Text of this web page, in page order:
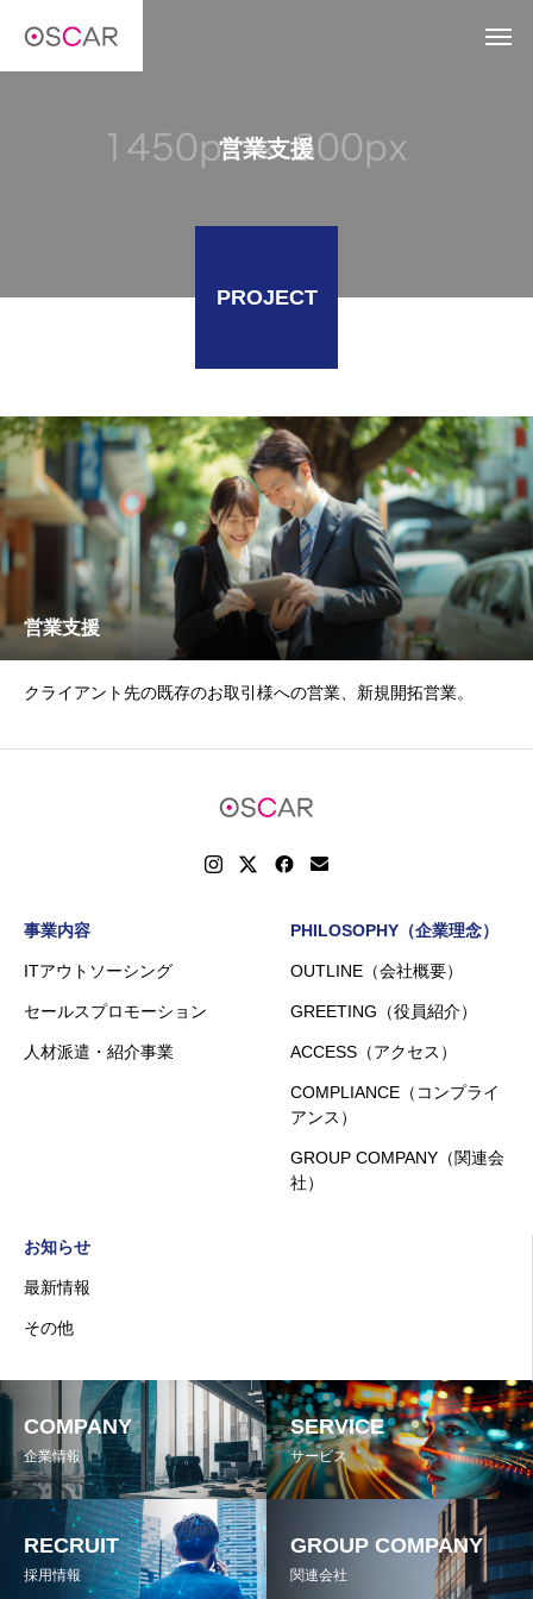
営業支援
PROJECT
営業支援
クライアント先の既存のお取引様への営業、新規開拓営業。
事業内容
ITアウトソーシング
セールスプロモーション
人材派遣・紹介事業
PHILOSOPHY（企業理念）
OUTLINE（会社概要）
GREETING（役員紹介）
ACCESS（アクセス）
COMPLIANCE（コンプライ
アンス）
GROUP COMPANY（関連会
社）
お知らせ
最新情報
その他
COMPANY
企業情報
SERVICE
サービス
RECRUIT
採用情報
GROUP COMPANY
関連会社